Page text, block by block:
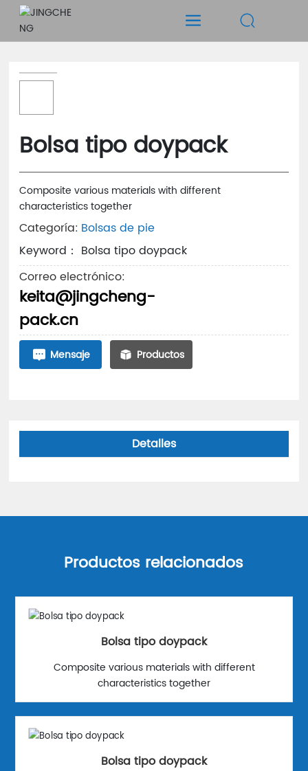
Bolsa tipo doypack
Composite various materials with different
characteristics together
Categoría: Bolsas de pie
Keyword： Bolsa tipo doypack
Correo electrónico:
keita@jingcheng-
pack.cn
Mensaje Productos
Detalles
Productos relacionados
Bolsa tipo doypack
Composite various materials with different
characteristics together
Bolsa tipo doypack